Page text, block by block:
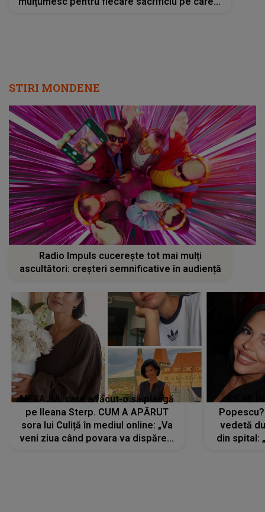
STIRI MONDENE
Radio Impuls cucerește tot mai mulți
ascultători: creșteri semnificative în audiență
MESAJUL care a făcut-o să plângă
pe Ileana Sterp. CUM A APĂRUT
sora lui Culiță în mediul online: „Va
veni ziua când povara va dispărea,
vedetă
din spital: